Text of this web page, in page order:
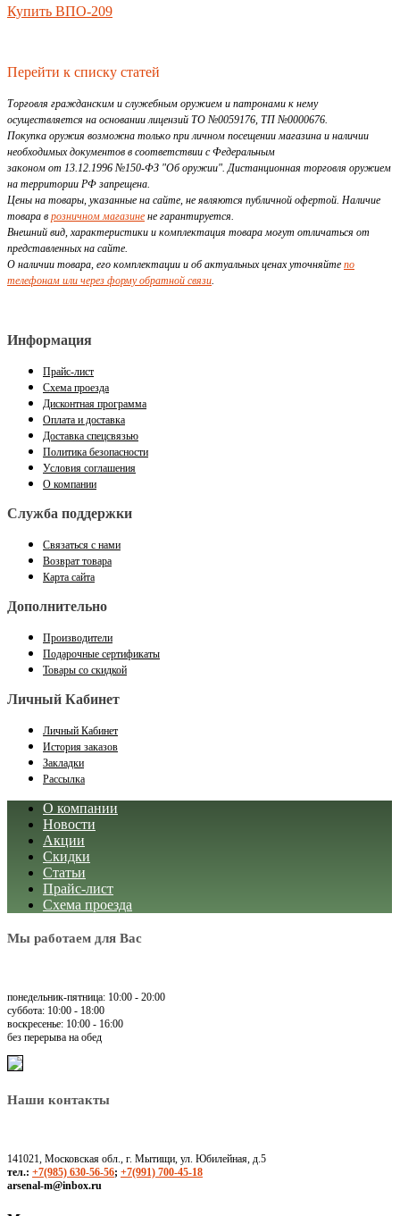
Купить ВПО-209
Перейти к списку статей
Торговля гражданским и служебным оружием и патронами к нему
осуществляется на основании лицензий ТО №0059176, ТП №0000676.
Покупка оружия возможна только при личном посещении магазина и наличии
необходимых документов в соответствии с Федеральным
законом от 13.12.1996 №150-ФЗ "Об оружии". Дистанционная торговля оружием
на территории РФ запрещена.
Цены на товары, указанные на сайте, не являются публичной офертой. Наличие
товара в розничном магазине не гарантируется.
Внешний вид, характеристики и комплектация товара могут отличаться от
представленных на сайте.
О наличии товара, его комплектации и об актуальных ценах уточняйте по
телефонам или через форму обратной связи.
Информация
Прайс-лист
Схема проезда
Дисконтная программа
Оплата и доставка
Доставка спецсвязью
Политика безопасности
Условия соглашения
О компании
Служба поддержки
Связаться с нами
Возврат товара
Карта сайта
Дополнительно
Производители
Подарочные сертификаты
Товары со скидкой
Личный Кабинет
Личный Кабинет
История заказов
Закладки
Рассылка
О компании
Новости
Акции
Скидки
Статьи
Прайс-лист
Схема проезда
Мы работаем для Вас
понедельник-пятница: 10:00 - 20:00
суббота: 10:00 - 18:00
воскресенье: 10:00 - 16:00
без перерыва на обед
Наши контакты
141021, Московская обл., г. Мытищи, ул. Юбилейная, д.5
тел.: +7(985) 630-56-56; +7(991) 700-45-18
arsenal-m@inbox.ru